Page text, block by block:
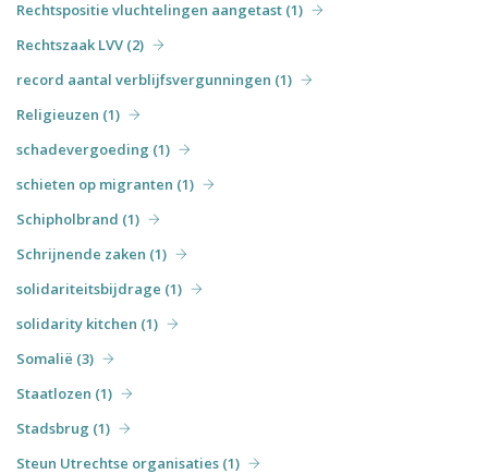
Rechtspositie vluchtelingen aangetast (1)
Rechtszaak LVV (2)
record aantal verblijfsvergunningen (1)
Religieuzen (1)
schadevergoeding (1)
schieten op migranten (1)
Schipholbrand (1)
Schrijnende zaken (1)
solidariteitsbijdrage (1)
solidarity kitchen (1)
Somalië (3)
Staatlozen (1)
Stadsbrug (1)
Steun Utrechtse organisaties (1)